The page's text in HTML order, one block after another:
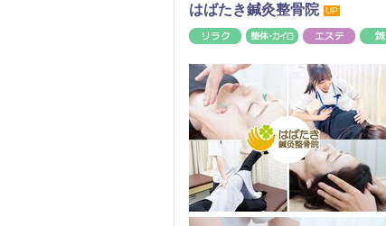
はばたき鍼灸整骨院 UP
リラク 整体・カイロエステ